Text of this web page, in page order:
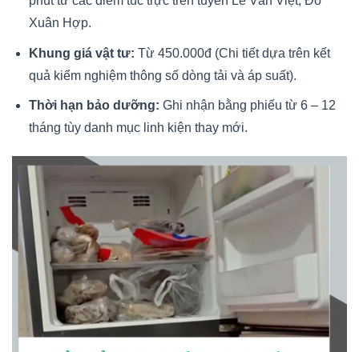
Xuân Hợp.
Khung giá vật tư: Từ 450.000đ (Chi tiết dựa trên kết
quả kiểm nghiệm thông số dòng tải và áp suất).
Thời hạn bảo dưỡng: Ghi nhận bằng phiếu từ 6 – 12
tháng tùy danh mục linh kiện thay mới.